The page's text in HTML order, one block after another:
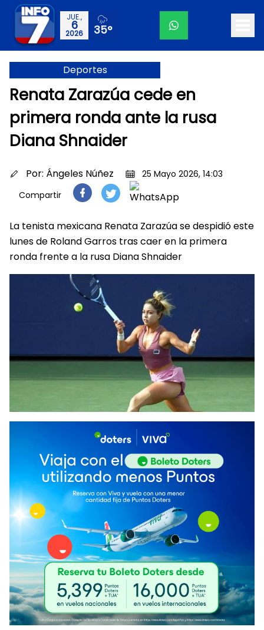
JUE.,
6
2026 35°
Deportes
Renata Zarazúa cede en
primera ronda ante la rusa
Diana Shnaider
Por: Ángeles Núñez
25 Mayo 2026, 14:03
Compartir
La tenista mexicana Renata Zarazúa se despidió este
lunes de Roland Garros tras caer en la primera
ronda frente a la rusa Diana Shnaider